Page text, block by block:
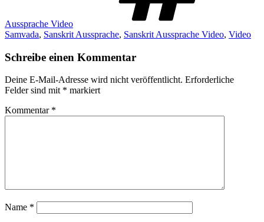
Aussprache Video
Samvada, Sanskrit Aussprache, Sanskrit Aussprache Video, Video
Schreibe einen Kommentar
Deine E-Mail-Adresse wird nicht veröffentlicht. Erforderliche
Felder sind mit * markiert
Kommentar *
Name *